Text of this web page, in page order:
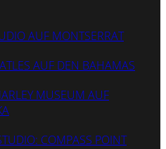
AUF MONTSERRAT
AUF DEN BAHAMAS
MUSEUM AUF
COMPASS POINT